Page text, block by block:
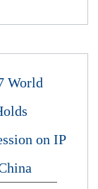
World
on IP